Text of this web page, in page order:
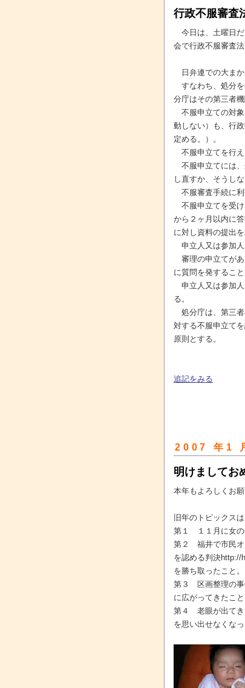
行政不服審査
今日は、土曜日だ
会で行政不服審査
日弁連での大まか
すなわち、処分を
分庁はその第三者
不服申立ての対象
動しない）も、行
定める。）。
不服申立てを行え
不服申立てには、
し直すか、そうし
不服審査手続に利
不服申立てを受け
から２ヶ月以内に
に対し資料の提出
申立人又は参加人
審理の申立てがあ
に質問を発すること
申立人又は参加人
る。
処分庁は、第三者
対する不服申立て
原則とする。
追記をみる
2007 年1
明けましてお
本年もよろしくお願
旧年のトピックスは
第１ １１月に女の
第２ 福井で市民オ
を認める判決http://
を勝ち取ったこと。
第３ 区画整理の事
に広がってきたこと
第４ 老眼が出てき
を思い出せなくな